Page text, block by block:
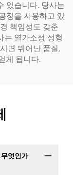
있습니다. 당사는
정을 사용하고 있
책임성도 갖춘
는 열가소성 성형
면 뛰어난 품질,
게 됩니다.
엇인가